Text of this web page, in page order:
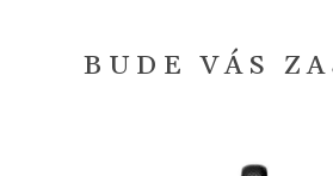
BUDE VÁS